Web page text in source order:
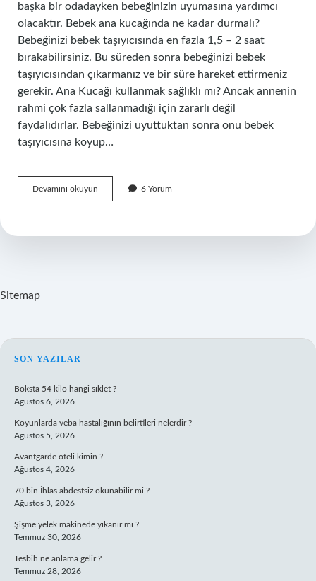
başka bir odadayken bebeğinizin uyumasına yardımcı
olacaktır. Bebek ana kucağında ne kadar durmalı?
Bebeğinizi bebek taşıyıcısında en fazla 1,5 – 2 saat
bırakabilirsiniz. Bu süreden sonra bebeğinizi bebek
taşıyıcısından çıkarmanız ve bir süre hareket ettirmeniz
gerekir. Ana Kucağı kullanmak sağlıklı mı? Ancak annenin
rahmi çok fazla sallanmadığı için zararlı değil
faydalıdırlar. Bebeğinizi uyuttuktan sonra onu bebek
taşıyıcısına koyup…
Devamını okuyun
Kucağında
Mu
6 Yorum
Sitemap
SIDEBAR
SON YAZILAR
Boksta 54 kilo hangi sıklet ?
Ağustos 6, 2026
Koyunlarda veba hastalığının belirtileri nelerdir ?
Ağustos 5, 2026
Avantgarde oteli kimin ?
Ağustos 4, 2026
70 bin İhlas abdestsiz okunabilir mi ?
Ağustos 3, 2026
Şişme yelek makinede yıkanır mı ?
Temmuz 30, 2026
Tesbih ne anlama gelir ?
Temmuz 28, 2026